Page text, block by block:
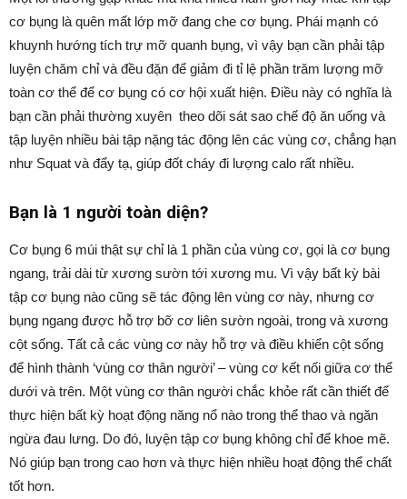
cơ bụng là quên mất lớp mỡ đang che cơ bụng. Phái mạnh có
khuynh hướng tích trự mỡ quanh bụng, vì vậy bạn cần phải tập
luyện chăm chỉ và đều đặn để giảm đi tỉ lệ phần trăm lượng mỡ
toàn cơ thể để cơ bụng có cơ hội xuất hiện. Điều này có nghĩa là
bạn cần phải thường xuyên theo dõi sát sao chế độ ăn uống và
tập luyện nhiều bài tập nặng tác động lên các vùng cơ, chẳng hạn
như Squat và đẩy tạ, giúp đốt cháy đi lượng calo rất nhiều.
Bạn là 1 người toàn diện?
Cơ bụng 6 múi thật sự chỉ là 1 phần của vùng cơ, gọi là cơ bụng
ngang, trải dài từ xương sườn tới xương mu. Vì vậy bất kỳ bài
tập cơ bụng nào cũng sẽ tác động lên vùng cơ này, nhưng cơ
bụng ngang được hỗ trợ bỡ cơ liên sườn ngoài, trong và xương
cột sống. Tất cả các vùng cơ này hỗ trợ và điều khiển cột sống
để hình thành ‘vùng cơ thân người’ – vùng cơ kết nối giữa cơ thể
dưới và trên. Một vùng cơ thân người chắc khỏe rất cần thiết để
thực hiện bất kỳ hoạt động năng nổ nào trong thể thao và ngăn
ngừa đau lưng. Do đó, luyện tập cơ bụng không chỉ để khoe mẽ.
Nó giúp bạn trong cao hơn và thực hiện nhiều hoạt động thể chất
tốt hơn.